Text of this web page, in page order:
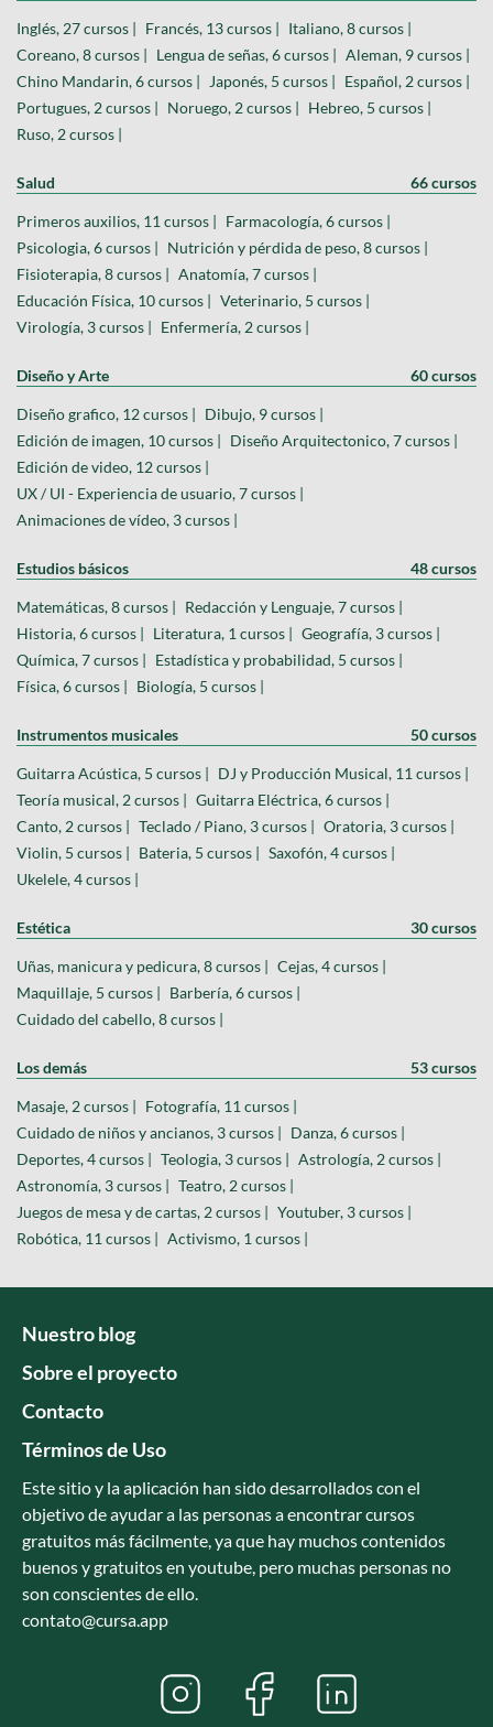
Inglés, 27 cursos | Francés, 13 cursos | Italiano, 8 cursos |
Coreano, 8 cursos | Lengua de señas, 6 cursos | Aleman, 9 cursos |
Chino Mandarin, 6 cursos |
Japonés, 5 cursos | Español, 2 cursos |
Portugues, 2 cursos | Noruego, 2 cursos | Hebreo, 5 cursos |
Ruso, 2 cursos |
Salud 66 cursos
Primeros auxilios, 11 cursos | Farmacología, 6 cursos |
Psicologia, 6 cursos | Nutrición y pérdida de peso, 8 cursos |
Fisioterapia, 8 cursos | Anatomía, 7 cursos |
Educación Física, 10 cursos | Veterinario, 5 cursos |
Virología, 3 cursos | Enfermería, 2 cursos |
Diseño y Arte 60 cursos
Diseño grafico, 12 cursos | Dibujo, 9 cursos |
Edición de imagen, 10 cursos | Diseño Arquitectonico, 7 cursos |
Edición de video, 12 cursos |
UX / UI - Experiencia de usuario, 7 cursos |
Animaciones de vídeo, 3 cursos |
Estudios básicos 48 cursos
Matemáticas, 8 cursos | Redacción y Lenguaje, 7 cursos |
Historia, 6 cursos | Literatura, 1 cursos | Geografía, 3 cursos |
Química, 7 cursos | Estadística y probabilidad, 5 cursos |
Física, 6 cursos | Biología, 5 cursos |
Instrumentos musicales 50 cursos
Guitarra Acústica, 5 cursos | DJ y Producción Musical, 11 cursos |
Teoría musical, 2 cursos | Guitarra Eléctrica, 6 cursos |
Canto, 2 cursos | Teclado / Piano, 3 cursos | Oratoria, 3 cursos |
Violin, 5 cursos | Bateria, 5 cursos | Saxofón, 4 cursos |
Ukelele, 4 cursos |
Estética 30 cursos
Uñas, manicura y pedicura, 8 cursos | Cejas, 4 cursos |
Maquillaje, 5 cursos | Barbería, 6 cursos |
Cuidado del cabello, 8 cursos |
Los demás 53 cursos
Masaje, 2 cursos | Fotografía, 11 cursos |
Cuidado de niños y ancianos, 3 cursos | Danza, 6 cursos |
Deportes, 4 cursos | Teologia, 3 cursos | Astrología, 2 cursos |
Astronomía, 3 cursos | Teatro, 2 cursos |
Juegos de mesa y de cartas, 2 cursos | Youtuber, 3 cursos |
Robótica, 11 cursos | Activismo, 1 cursos |
Nuestro blog
Sobre el proyecto
Contacto
Términos de Uso
Este sitio y la aplicación han sido desarrollados con el
objetivo de ayudar a las personas a encontrar cursos
gratuitos más fácilmente, ya que hay muchos contenidos
buenos y gratuitos en youtube, pero muchas personas no
son conscientes de ello.
contato@cursa.app